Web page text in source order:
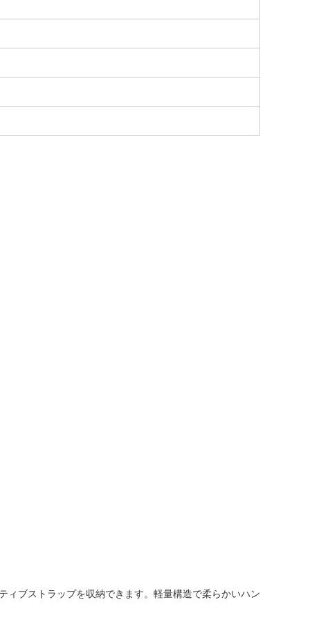
ブストラップを収納できます。軽量構造で柔らかいハン